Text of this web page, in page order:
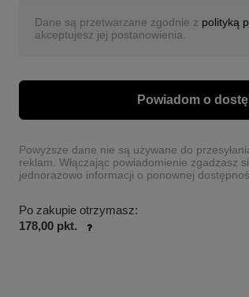
Dane są przetwarzane zgodnie z polityką
akceptujesz jej postanowienia.
Powiadom o
Powyższe dane nie są używane do
reklam. Włączając powiadomienie zgadzasz
jednorazowo informacji o ponownej
Po zakupie otrzymasz:
178,00 pkt.